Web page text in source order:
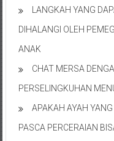
LANGKAH YANG
DIHALANGI OLEH
ANAK
CHAT MERSA
PERSELINGKUHAN
APAKAH AYAH
PASCA PERCERAIAN